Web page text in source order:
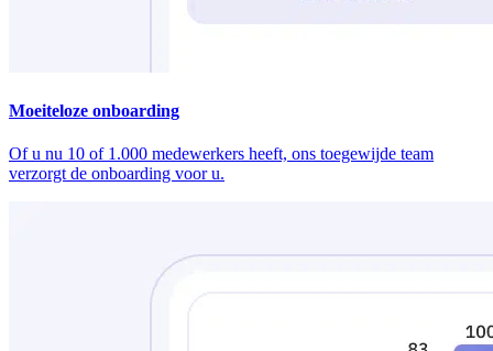
Moeiteloze onboarding
Of u nu 10 of 1.000 medewerkers heeft, ons toegewijde team
verzorgt de onboarding voor u.